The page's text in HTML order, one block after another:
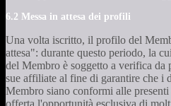
6.2 Messa in attesa dei profili
Una volta iscritto, il profilo del
attesa": durante questo periodo, la
del Membro è soggetto a verifica da
sue affiliate al fine di garantire che i
Membro siano conformi alle
offerta l'opportunità esclusiva di